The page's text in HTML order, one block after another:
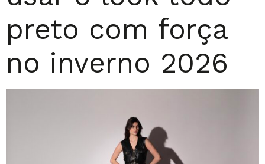
preto com força
no inverno 2026